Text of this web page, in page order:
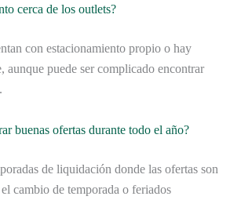
cerca de los outlets?
con estacionamiento propio o hay
aunque puede ser complicado encontrar
buenas ofertas durante todo el año?
de liquidación donde las ofertas son
cambio de temporada o feriados